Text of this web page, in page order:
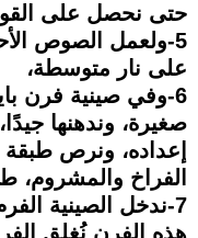
حتى نحصل على
5-ولعمل الصوص
على نار متوسطة،
6-وفي صينية فرن
صغيرة، وندهنها
إعداده، ونرص طبقة
الفراخ والمشروم،